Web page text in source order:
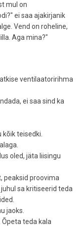
mul on
ei saa ajakirjanik
Vend on roheline,
Aga mina?"
ventilaatoririhma
ei saa sind ka
teisedki.
oled, jäta liisingu
peaksid proovima
sa kritiseerid teda
jaoks.
Õpeta teda kala